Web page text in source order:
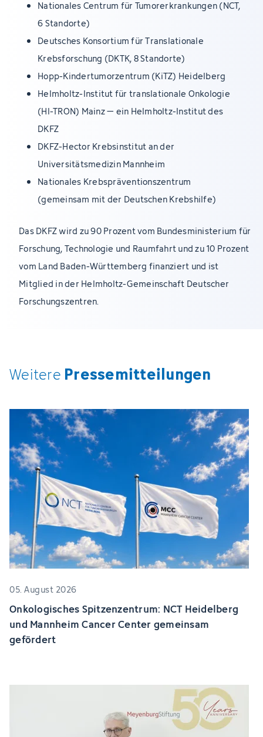
Nationales Centrum für Tumorerkrankungen (NCT,
6 Standorte)
Deutsches Konsortium für Translationale
Krebsforschung (DKTK, 8 Standorte)
Hopp-Kindertumorzentrum (KiTZ) Heidelberg
Helmholtz-Institut für translationale Onkologie
(HI-TRON) Mainz – ein Helmholtz-Institut des
DKFZ
DKFZ-Hector Krebsinstitut an der
Universitätsmedizin Mannheim
Nationales Krebspräventionszentrum
(gemeinsam mit der Deutschen Krebshilfe)
Das DKFZ wird zu 90 Prozent vom Bundesministerium für
Forschung, Technologie und Raumfahrt und zu 10 Prozent
vom Land Baden-Württemberg finanziert und ist
Mitglied in der Helmholtz-Gemeinschaft Deutscher
Forschungszentren.
Weitere Pressemitteilungen
05. August 2026
Onkologisches Spitzenzentrum: NCT Heidelberg
und Mannheim Cancer Center gemeinsam
gefördert